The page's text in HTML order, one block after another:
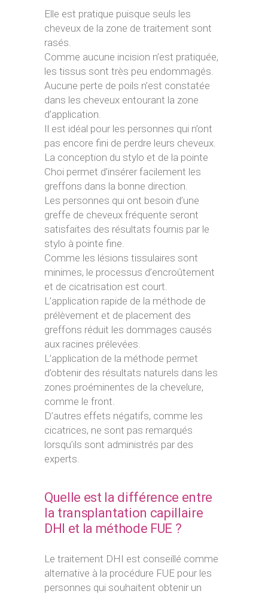
Elle est pratique puisque seuls les
cheveux de la zone de traitement sont
rasés.
Comme aucune incision n’est pratiquée,
les tissus sont très peu endommagés.
Aucune perte de poils n’est constatée
dans les cheveux entourant la zone
d’application.
Il est idéal pour les personnes qui n’ont
pas encore fini de perdre leurs cheveux.
La conception du stylo et de la pointe
Choi permet d’insérer facilement les
greffons dans la bonne direction.
Les personnes qui ont besoin d’une
greffe de cheveux fréquente seront
satisfaites des résultats fournis par le
stylo à pointe fine.
Comme les lésions tissulaires sont
minimes, le processus d’encroûtement
et de cicatrisation est court.
L’application rapide de la méthode de
prélèvement et de placement des
greffons réduit les dommages causés
aux racines prélevées.
L’application de la méthode permet
d’obtenir des résultats naturels dans les
zones proéminentes de la chevelure,
comme le front.
D’autres effets négatifs, comme les
cicatrices, ne sont pas remarqués
lorsqu’ils sont administrés par des
experts.
Quelle est la différence entre
la transplantation capillaire
DHI et la méthode FUE ?
Le traitement DHI est conseillé comme
alternative à la procédure FUE pour les
personnes qui souhaitent obtenir un